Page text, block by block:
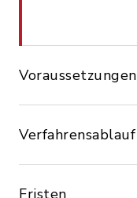
Voraussetzungen
Verfahrensablauf
Fristen